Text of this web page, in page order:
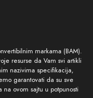
markama (BAM).
resurse da Vam svi artikli
nazivima specifikacija,
garantovati da su sve
ovom sajtu u potpunosti